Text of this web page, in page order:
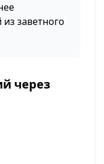
заветного
через